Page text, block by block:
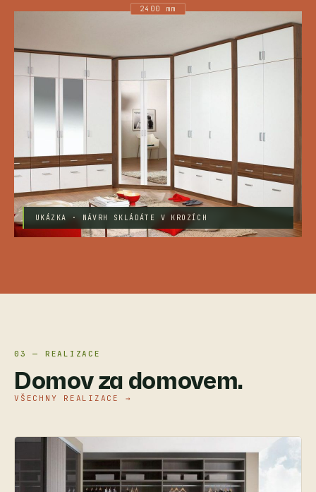
2400 mm
UKÁZKA · NÁVRH SKLÁDÁTE V KROZÍCH
03 — REALIZACE
Domov za domovem.
VŠECHNY REALIZACE →